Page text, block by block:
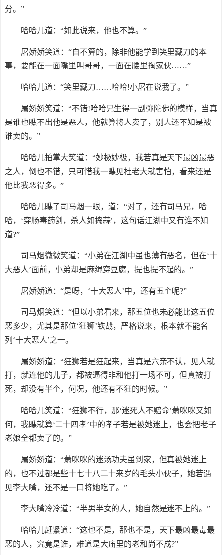
分。”
哈哈儿道：“如此说来，他也不算。”
屠娇娇笑道：“自不算的，除非他能学到笑里藏刀的本
事，要能在一面嘴里叫哥哥，一面在腰里掏家伙……”
哈哈儿道：“笑里藏刀……哈哈!小屠在说我了。”
屠娇娇笑道：“不错!哈哈兄生得一副弥陀佛的模样，当真
是谁也瞧不出他是恶人，他就算将人卖了，别人还不知是被
谁卖的。”
哈哈儿拍掌大笑道：“妙极妙极，我若真是天下最凶最恶
之人，倒也不错，只可惜我一瞧见杜老大就害怕，看来还是
他比我恶得多。”
哈哈儿瞧了司马烟一眼，道：“对了，还有司马兄，哈
哈，‘穿肠毒药剑，杀人如捣蒜’，这句话江湖中又有谁不知
道?”
司马烟微微笑道：“小弟在江湖中虽也薄有恶名，但在‘十
大恶人’面前，小弟却是麻绳穿豆腐，提也提不起的。”
屠娇娇道：“是呀，‘十大恶人’中，还有五个呢?”
司马烟笑道：“但以小弟看来，那五位也未必能比这五位
恶多少，尤其是那位‘狂狮’铁战，严格说来，根本就不能名
列‘十大恶人’之一。
屠娇娇道：“狂狮若是狂起来，当真是六亲不认，见人就
打，就连他的儿子，都被逼得非和他打一场不可，但真被打
死，却没有半个，何况，他还有不狂的时候。”
哈哈儿笑道：“狂狮不行，那‘迷死人不赔命’萧咪咪又如
何，我瞧就算‘二十四孝’中的孝子若是被她迷上，也会把老子
老娘全都卖了的。”
屠娇娇道：“萧咪咪的迷汤功夫虽到家，但真被她迷上
的，也不过都是些十七十八二十来岁的毛头小伙子，她若遇
见李大嘴，还不是一口将她吃了。”
李大嘴冷冷道：“半男半女的人，她自然是迷不上的。”
哈哈儿赶紧道：“这也不是，那也不是，天下最凶最毒最
恶的人，究竟是谁，难道是大庙里的老和尚不成?”